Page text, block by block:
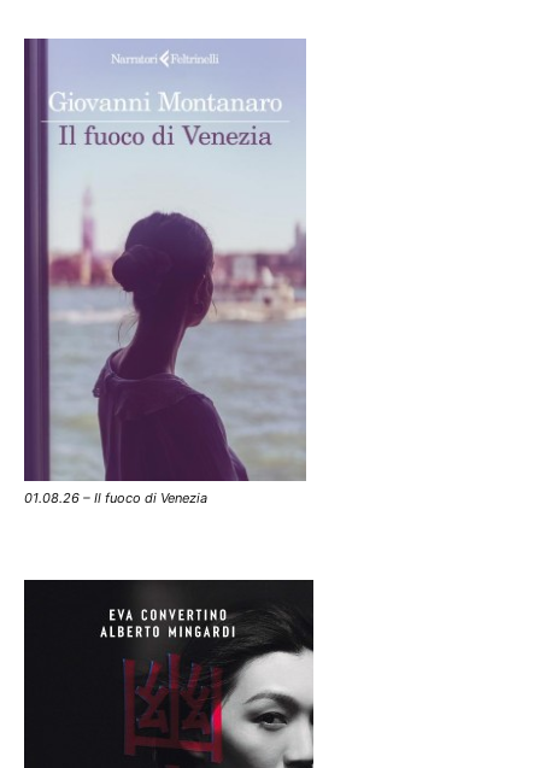
01.08.26 – Il fuoco di Venezia